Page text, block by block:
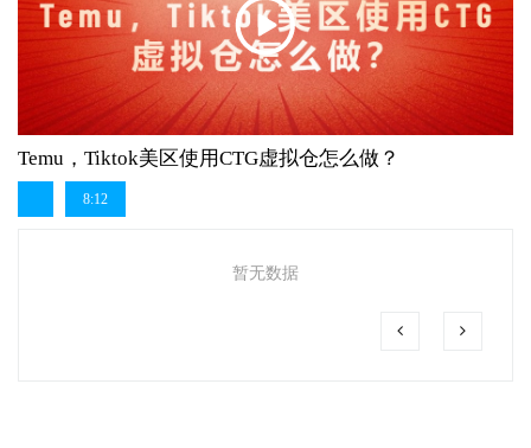
Temu，Tiktok美区使用CTG虚拟仓怎么做？
8:12
暂无数据